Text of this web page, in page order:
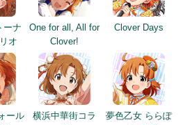
ーナ
オ
One for all, All for
Clover!
Clover Days
ール
横浜中華街コラ
夢色乙女 ららぽ